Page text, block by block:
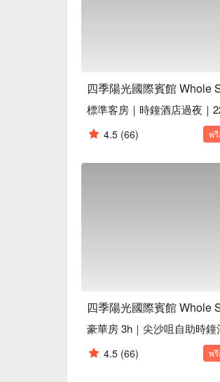
標準客房｜時鐘酒店過夜｜
4.5 (66) พรี
豪華房 3h｜尖沙咀自助時鐘
4.5 (66) พรี